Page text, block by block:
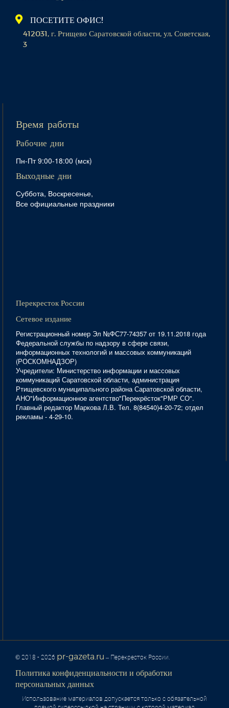
ПОСЕТИТЕ ОФИС!
412031, г. Ртищево Саратовской области, ул. Советская,
3
Время работы
Рабочие дни
Пн-Пт 9:00-18:00 (мск)
Выходные дни
Суббота, Воскресенье,
Все официальные праздники
Перекресток России
Сетевое издание
Регистрационный номер Эл №ФС77-74357 от 19.11.2018 года
Федеральной службы по надзору в сфере связи,
информационных технологий и массовых коммуникаций
(РОСКОМНАДЗОР)
Учредители: Министерство информации и массовых
коммуникаций Саратовской области, администрация
Ртищевского муниципального района Саратовской области,
АНО"Информационное агентство"Перекрёсток"РМР СО".
Главный редактор Маркова Л.В. Тел. 8(84540)4-20-72; отдел
рекламы - 4-29-10.
© 2018 - 2026 pr-gazeta.ru – Перекресток России.
Политика конфиденциальности и обработки
персональных данных
Использование материалов допускается только с обязательной